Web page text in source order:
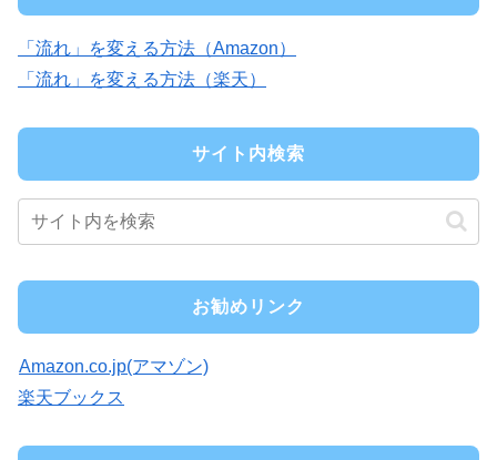
「流れ」を変える方法（Amazon）
「流れ」を変える方法（楽天）
サイト内検索
お勧めリンク
Amazon.co.jp(アマゾン)
楽天ブックス